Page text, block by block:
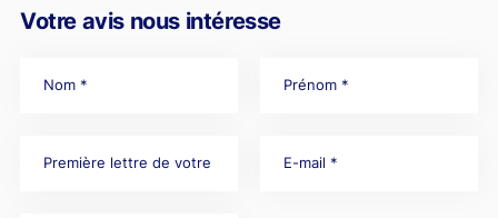
Votre avis nous intéresse